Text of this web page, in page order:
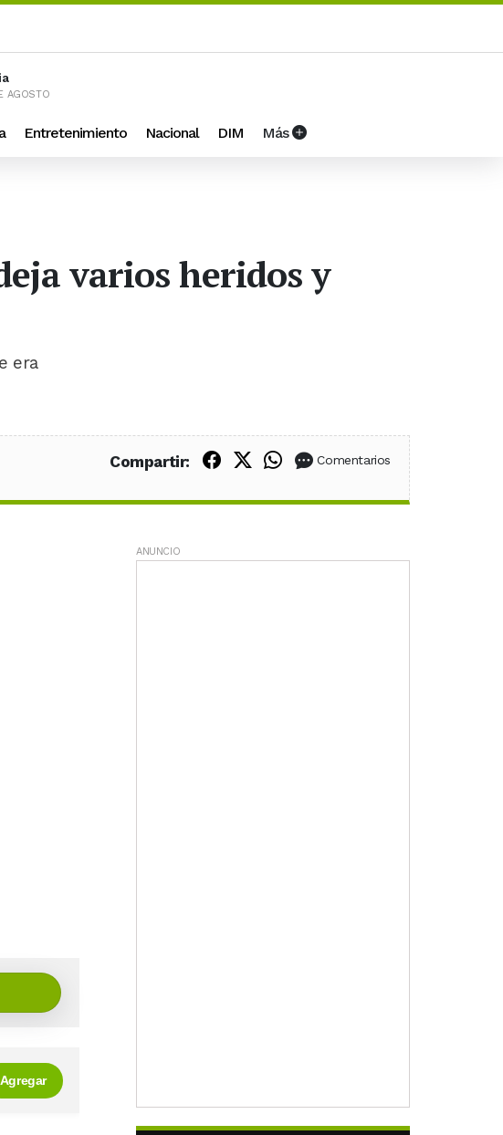
AGOSTO
Entretenimiento Nacional DIM Más
varios heridos y
era
Compartir: Compartir en Facebook
Compartir en X (Twitter)
Compartir en WhatsApp
Comentarios
Agregar
ANUNCIO